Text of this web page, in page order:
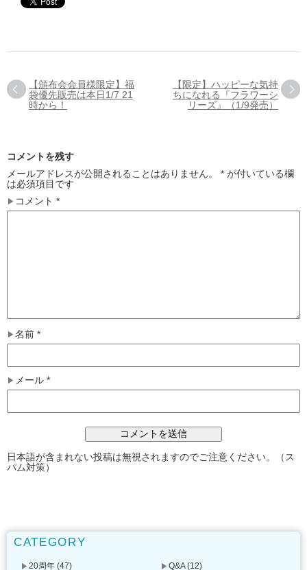
【頒布会会員様限定】福
袋優先販売は本日1/7 21
時から！
【限定】ハッピーな気持
ちになれる『フラワーシ
リーズ』（1/9発売）
コメントを残す
メールアドレスが公開されることはありません。
* が付いている欄
は必須項目です
コメント *
名前 *
メール *
日本語が含まれない投稿は無視されますのでご注意ください。（ス
パム対策）
CATEGORY
20周年 (47) Q&A(12)